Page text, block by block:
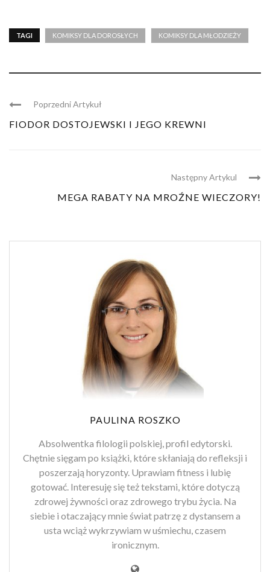
TAGI KOMIKSY DLA DOROSŁYCH KOMIKSY DLA MŁODZIEŻY
Poprzedni Artykuł
FIODOR DOSTOJEWSKI I JEGO KREWNI
Następny Artykul
MEGA RABATY NA MROŹNE WIECZORY!
PAULINA ROSZKO
Absolwentka filologii polskiej, profil edytorski.
Chętnie sięgam po książki, które skłaniają do refleksji i
poszerzają horyzonty. Uprawiam fitness i lubię
gotować. Interesuję się też tekstami, które dotyczą
zdrowej żywności oraz zdrowego trybu życia. Na
siebie i otaczający mnie świat patrzę z dystansem a
usta wciąż wykrzywiam w uśmiechu, czasem
ironicznym.